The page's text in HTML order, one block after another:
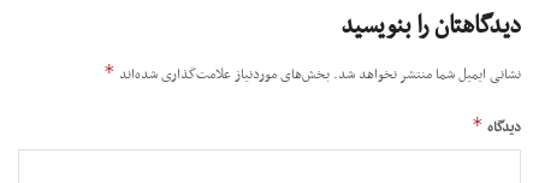
دیدگاهتان را بنویسید
نشانی ایمیل شما منتشر نخواهد شد. بخش‌های موردنیاز علامت‌گذاری شده‌اند *
دیدگاه *